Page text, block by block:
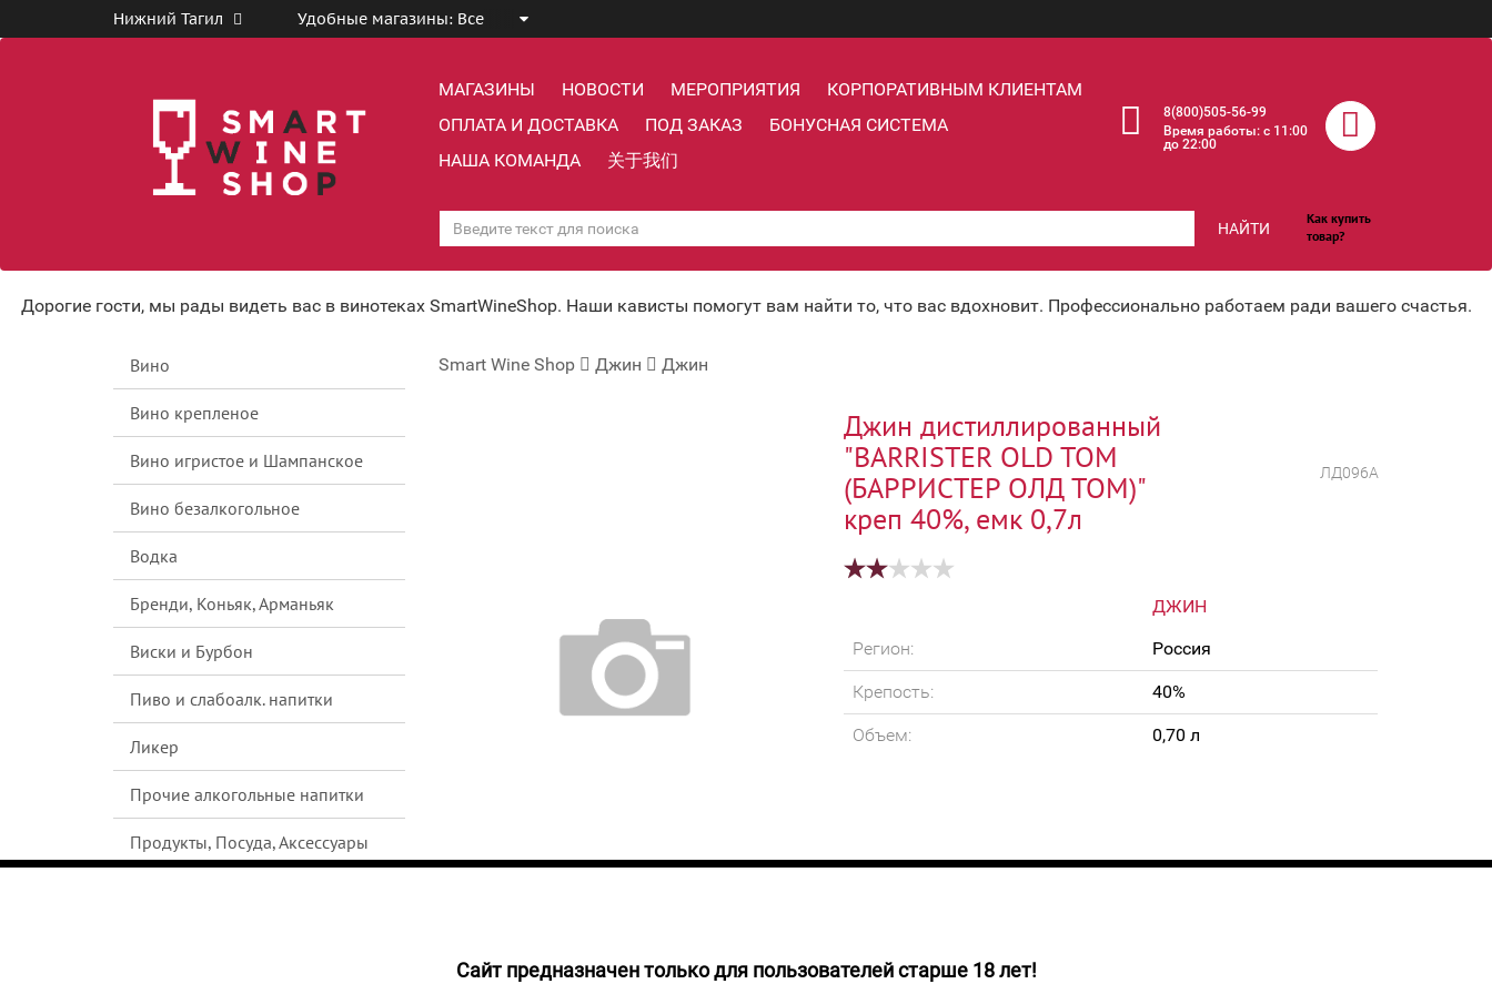
Нижний Тагил Удобные магазины: Все
МАГАЗИНЫ НОВОСТИ МЕРОПРИЯТИЯ
КОРПОРАТИВНЫМ КЛИЕНТАМ
ОПЛАТА И ДОСТАВКА
ПОД ЗАКАЗ
БОНУСНАЯ СИСТЕМА
НАША КОМАНДА
关于我们
8(800)505-56-99
Время работы: c 11:00
до 22:00
НАЙТИ
Как купить
товар?
Дорогие гости, мы рады видеть вас в винотеках SmartWineShop. Наши кависты помогут вам найти то, что вас вдохновит. Профессионально работаем ради вашего счастья.
Вино
Вино крепленое
Вино игристое и Шампанское
Вино безалкогольное
Водка
Бренди, Коньяк, Арманьяк
Виски и Бурбон
Пиво и слабоалк. напитки
Ликер
Прочие алкогольные напитки
Продукты, Посуда, Аксессуары
Smart Wine Shop Джин Джин
Джин дистиллированный
"BARRISTER OLD TOM
(БАРРИСТЕР ОЛД ТОМ)"
креп 40%, емк 0,7л
ЛД096А
ДЖИН
Регион:
Россия
Крепость: 40%
Объем: 0,70 л
1161руб.
Cайт предназначен только для пользователей старше 18 лет!